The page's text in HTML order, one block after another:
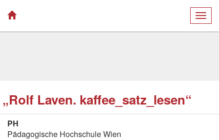
„Rolf Laven. kaffee_satz_lesen“
PH
Pädagogische Hochschule Wien